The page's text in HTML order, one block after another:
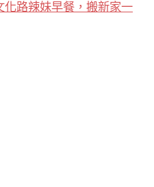
化路辣妹早餐，搬新家一